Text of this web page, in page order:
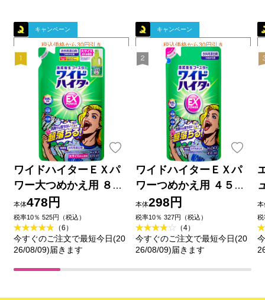
キャンペーン
税込価格から30円引き
ワイドハイターＥＸパ
ワー大つめかえ用 ８２
０ｍｌ 花王
本体478円
税率10％ 525円（税込）
（6）
今すぐのご注文で最短今日(20
26/08/09)届きます
キャンペーン
税込価格から30円引き
ワイドハイターＥＸパ
ワーつめかえ用 ４５０
ｍｌ 花王
本体298円
税率10％ 327円（税込）
（4）
今すぐのご注文で最短今日(20
26/08/09)届きます
本
税